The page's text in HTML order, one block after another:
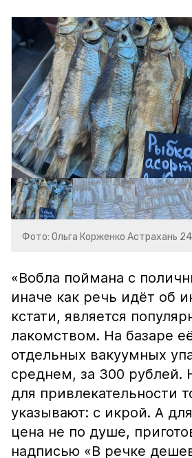
Фото: Ольга Корженко Астрахань 24
«Вобла поймана с
иначе как речь идёт об
кстати, является
лакомством. На базаре
отдельных вакуумных
среднем, за 300 рублей.
для привлекательности
указывают: с икрой. А
цена не по душе,
надписью «В речке